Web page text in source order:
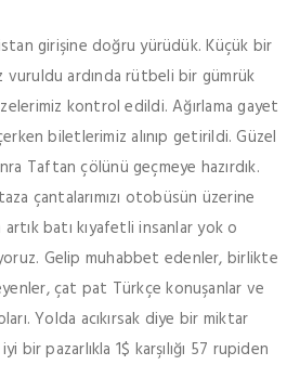
girişine doğru yürüdük. Küçük bir
vuruldu ardında rütbeli bir gümrük
kontrol edildi. Ağırlama gayet
biletlerimiz alınıp getirildi. Güzel
Taftan çölünü geçmeye hazırdık.
çantalarımızı otobüsün üzerine
batı kıyafetli insanlar yok o
Gelip muhabbet edenler, birlikte
çat pat Türkçe konuşanlar ve
Yolda acıkırsak diye bir miktar
bir pazarlıkla 1$ karşılığı 57 rupiden